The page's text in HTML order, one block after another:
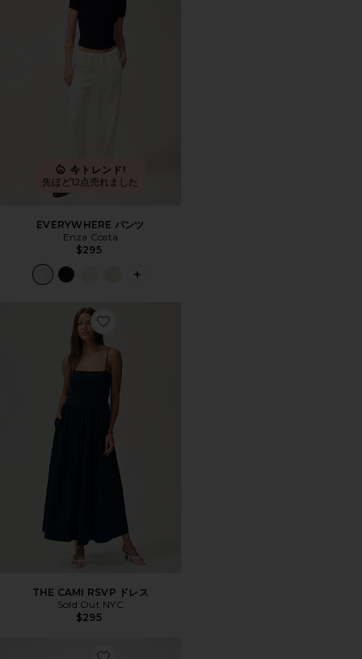
今トレンド!
先ほど12点売れました
EVERYWHERE パンツ
Enza Costa
$295
PLUS ICON TO SEE MORE OPTIONS
Favorite THE CAMI RSVP ドレス
THE CAMI RSVP ドレス
Sold Out NYC
$295